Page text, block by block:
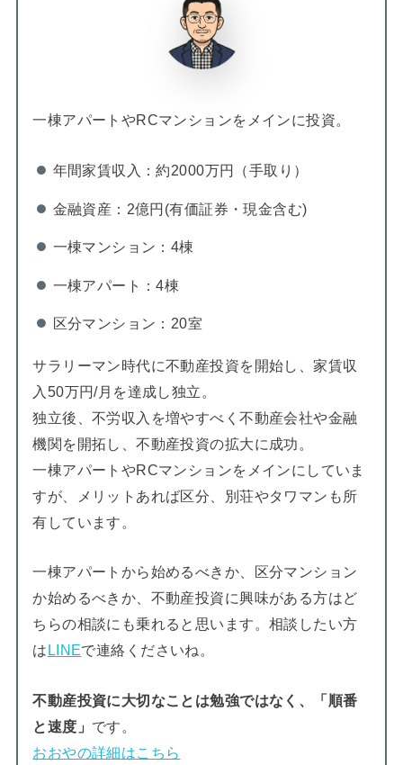
一棟アパートやRCマンションをメインに投資。
年間家賃収入：約2000万円（手取り）
金融資産：2億円(有価証券・現金含む)
一棟マンション：4棟
一棟アパート：4棟
区分マンション：20室
サラリーマン時代に不動産投資を開始し、家賃収
入50万円/月を達成し独立。
独立後、不労収入を増やすべく不動産会社や金融
機関を開拓し、不動産投資の拡大に成功。
一棟アパートやRCマンションをメインにしていま
すが、メリットあれば区分、別荘やタワマンも所
有しています。
一棟アパートから始めるべきか、区分マンション
か始めるべきか、不動産投資に興味がある方はど
ちらの相談にも乗れると思います。相談したい方
はLINEで連絡くださいね。
不動産投資に大切なことは勉強ではなく、「順番
と速度」 です。
おおやの詳細はこちら